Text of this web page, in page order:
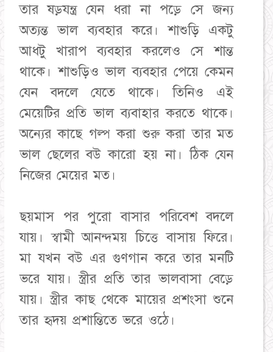
তার ষড়যন্ত্র যেন ধরা না পড়ে সে জন্য
অত্যন্ত ভাল ব্যবহার করে। শাশুড়ি একটু
আধটু খারাপ ব্যবহার করলেও সে শান্ত
থাকে। শাশুড়িও ভাল ব্যবহার পেয়ে কেমন
যেন বদলে যেতে থাকে। তিনিও এই
মেয়েটির প্রতি ভাল ব্যবাহার করতে থাকে।
অন্যের কাছে গল্প করা শুরু করা তার মত
ভাল ছেলের বউ কারো হয় না। ঠিক যেন
নিজের মেয়ের মত।
ছয়মাস পর পুরো বাসার পরিবেশ বদলে
যায়। স্বামী আনন্দময় চিত্তে বাসায় ফিরে।
মা যখন বউ এর গুণগান করে তার মনটি
ভরে যায়। স্ত্রীর প্রতি তার ভালবাসা বেড়ে
যায়। স্ত্রীর কাছ থেকে মায়ের প্রশংসা শুনে
তার হৃদয় প্রশান্তিতে ভরে ওঠে।